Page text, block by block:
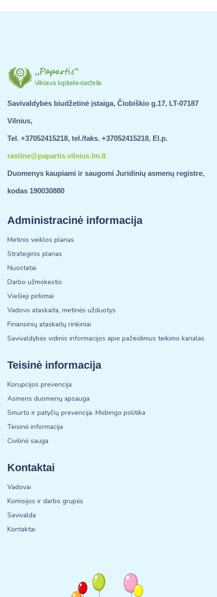
Savivaldybės biudžetinė įstaiga, Čiobiškio g.17, LT-07187
Vilnius,
Tel. +37052415218, tel./faks. +37052415218, El.p.
rastine@papartis.vilnius.lm.lt
Duomenys kaupiami ir saugomi Juridinių asmenų registre,
kodas 190030880
Administracinė informacija
Metinis veiklos planas
Strateginis planas
Nuostatai
Darbo užmokestis
Viešieji pirkimai
Vadovo ataskaita, metinės užduotys
Finansinių ataskaitų rinkiniai
Savivaldybės vidinis informacijos apie pažeidimus teikimo kanalas
Teisinė informacija
Korupcijos prevencija
Asmens duomenų apsauga
Smurto ir patyčių prevencija. Mobingo politika
Teisinė informacija
Civilinė sauga
Kontaktai
Vadovai
Komisijos ir darbo grupės
Savivalda
Kontaktai